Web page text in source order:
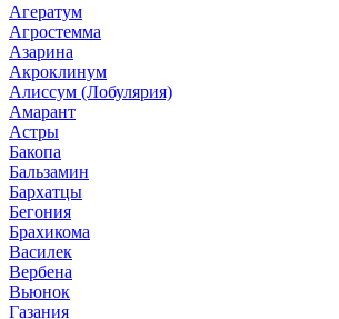
Агератум
Агростемма
Азарина
Акроклинум
Алиссум (Лобулярия)
Амарант
Астры
Бакопа
Бальзамин
Бархатцы
Бегония
Брахикома
Василек
Вербена
Вьюнок
Газания